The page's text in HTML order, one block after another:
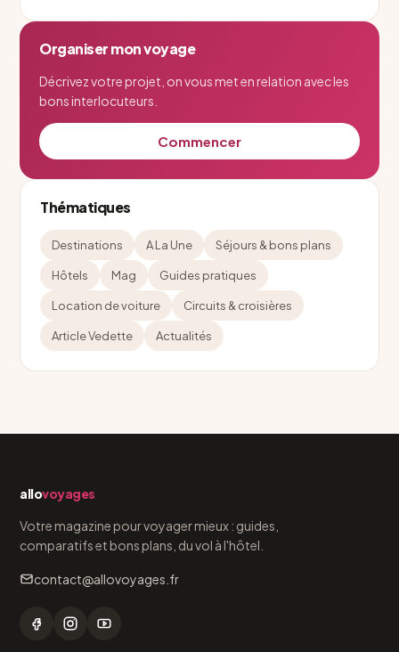
Organiser mon voyage
Décrivez votre projet, on vous met en relation avec les
bons interlocuteurs.
Commencer
Thématiques
Destinations A La Une Séjours & bons plans
Hôtels Mag Guides pratiques
Location de voiture Circuits & croisières
Article Vedette Actualités
allovoyages
Votre magazine pour voyager mieux : guides,
comparatifs et bons plans, du vol à l'hôtel.
contact@allovoyages.fr